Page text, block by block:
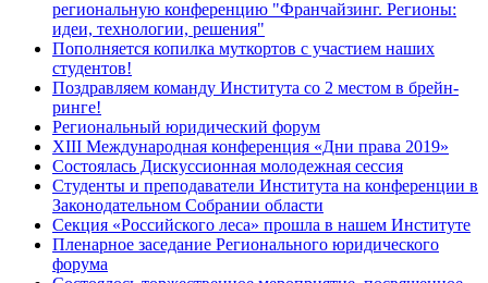
региональную конференцию "Франчайзинг. Регионы:
идеи, технологии, решения"
Пополняется копилка муткортов с участием наших
студентов!
Поздравляем команду Института со 2 местом в брейн-
ринге!
Региональный юридический форум
XIII Международная конференция «Дни права 2019»
Состоялась Дискуссионная молодежная сессия
Студенты и преподаватели Института на конференции в
Законодательном Собрании области
Секция «Российского леса» прошла в нашем Институте
Пленарное заседание Регионального юридического
форума